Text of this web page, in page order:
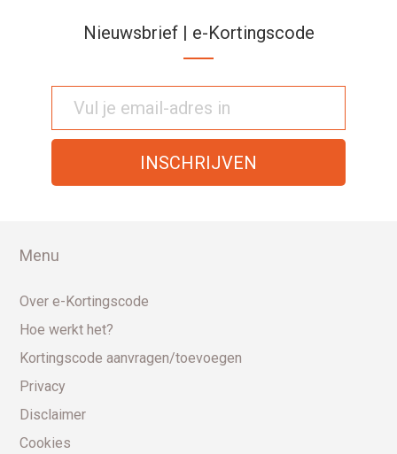
Nieuwsbrief | e-Kortingscode
Menu
Over e-Kortingscode
Hoe werkt het?
Kortingscode aanvragen/toevoegen
Privacy
Disclaimer
Cookies